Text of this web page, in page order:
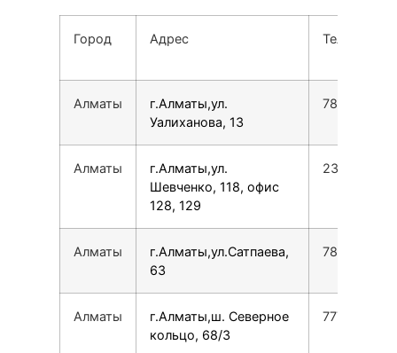
Город Адрес Телефон
Алматы
г.Алматы,ул.
Уалиханова, 13
Алматы
г.Алматы,ул.
Шевченко, 118, офис
128, 129
Алматы
г.Алматы,ул.Сатпаева,
63
Алматы
г.Алматы,ш. Северное
кольцо, 68/3